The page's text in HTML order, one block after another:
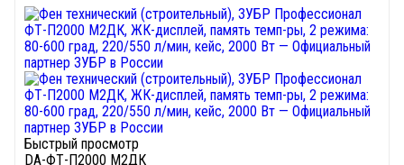
Быстрый просмотр
DA-ФТ-П2000 М2ДК